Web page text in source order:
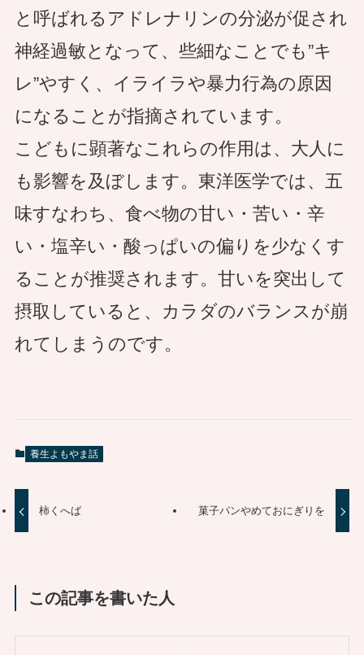
と呼ばれるアドレナリンの分泌が促され
神経過敏となって、些細なことでも”キ
レ”やすく、イライラや暴力行為の原因
になることが指摘されています。
こどもに顕著なこれらの作用は、大人に
も影響を及ぼします。東洋医学では、五
味すなわち、食べ物の甘い・苦い・辛
い・塩辛い・酸っぱいの偏りを少なくす
ることが推奨されます。甘いを突出して
摂取していると、カラダのバランスが崩
れてしまうのです。
養生よもやま話
柿くへば 菓子パンやめておにぎりを
この記事を書いた人